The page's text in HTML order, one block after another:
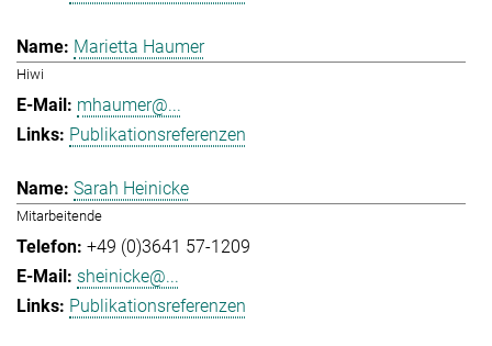
Marietta Haumer
Hiwi
mhaumer@...
Publikationsreferenzen
Sarah Heinicke
Mitarbeitende
+49 (0)3641 57-1209
sheinicke@...
Publikationsreferenzen